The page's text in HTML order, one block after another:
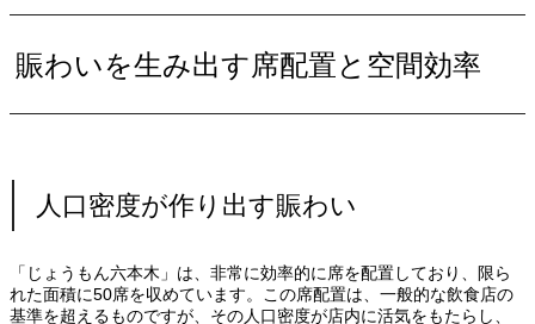
賑わいを生み出す席配置と空間効率
人口密度が作り出す賑わい
「じょうもん六本木」は、非常に効率的に席を配置しており、限ら
れた面積に50席を収めています。この席配置は、一般的な飲食店の
基準を超えるものですが、その人口密度が店内に活気をもたらし、